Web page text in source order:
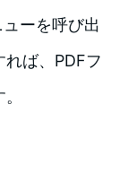
ーを呼び出
ば、PDFフ